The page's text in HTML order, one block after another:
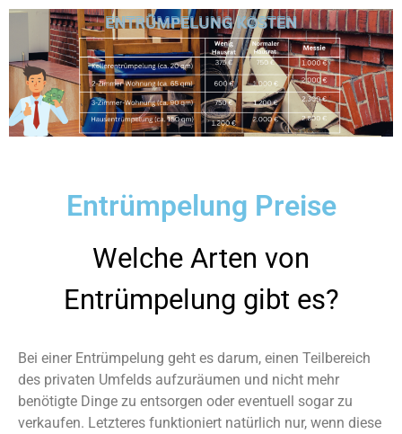
Entrümpelung Preise
Welche Arten von
Entrümpelung gibt es?
Bei einer Entrümpelung geht es darum, einen Teilbereich
des privaten Umfelds aufzuräumen und nicht mehr
benötigte Dinge zu entsorgen oder eventuell sogar zu
verkaufen. Letzteres funktioniert natürlich nur, wenn diese